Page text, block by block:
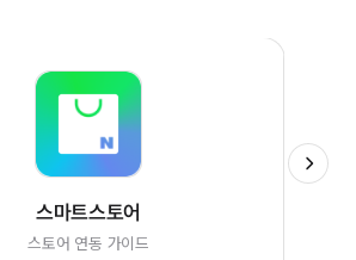
스마트스토어
스토어 연동 가이드